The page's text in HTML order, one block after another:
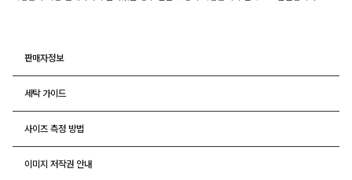
판매자정보
세탁 가이드
사이즈 측정 방법
이미지 저작권 안내